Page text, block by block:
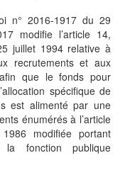
n° 2016-1917 du 29
modifie l’article 14,
juillet 1994 relative à
recrutements et aux
que le fonds pour
spécifique de
est alimenté par une
énumérés à l’article
modifiée portant
la fonction publique